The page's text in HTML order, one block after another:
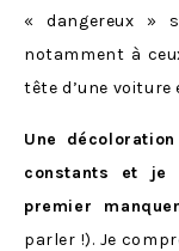
« dangereux »
notamment à
tête d’une voiture
Une
constants et je
premier
parler !). Je